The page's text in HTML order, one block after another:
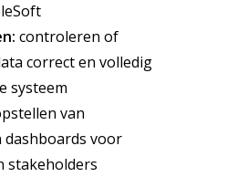
controleren of
correct en volledig
systeem
van
dashboards voor
stakeholders